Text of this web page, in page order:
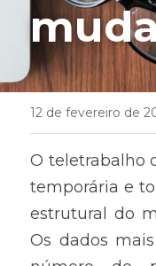
12 de fevereiro de
O teletrabalho
temporária e
estrutural do
Os dados